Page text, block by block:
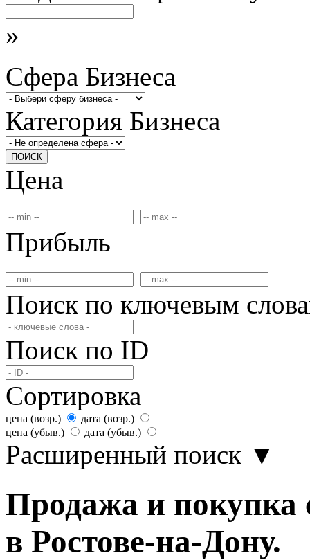
»
Сфера Бизнеса
Категория Бизнеса
ПОИСК
Цена
Прибыль
Поиск по ключевым
Поиск по ID
Сортировка
цена (возр.)
дата (возр.)
цена (убыв.)
дата (убыв.)
Расширенный поиск ▼
Продажа и покупка
в Ростове-на-Дону.